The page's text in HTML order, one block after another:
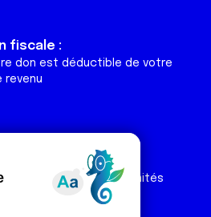
fiscale :
don est déductible de votre
revenu
Espace Ligue & comités
Espace chercheur